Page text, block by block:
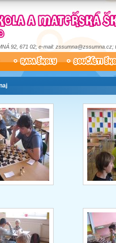
92, 671 02; e-mail: zssumna@zssumna.cz;